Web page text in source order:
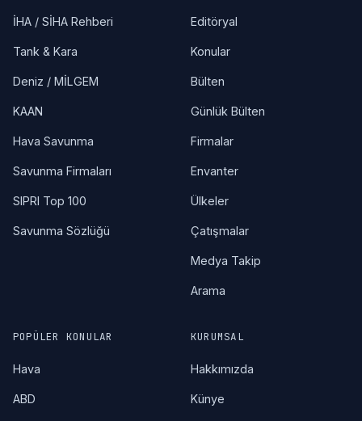
İHA / SİHA Rehberi
Tank & Kara
Deniz / MİLGEM
KAAN
Hava Savunma
Savunma Firmaları
SIPRI Top 100
Savunma Sözlüğü
Editöryal
Konular
Bülten
Günlük Bülten
Firmalar
Envanter
Ülkeler
Çatışmalar
Medya Takip
Arama
POPÜLER KONULAR
Hava
ABD
KURUMSAL
Hakkımızda
Künye